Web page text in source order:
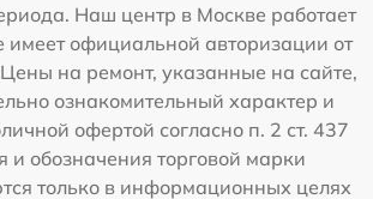
Наш центр в Москве работает
имеет официальной авторизации от
на ремонт, указанные на сайте,
ознакомительный характер и
офертой согласно п. 2 ст. 437
обозначения торговой марки
только в информационных целях